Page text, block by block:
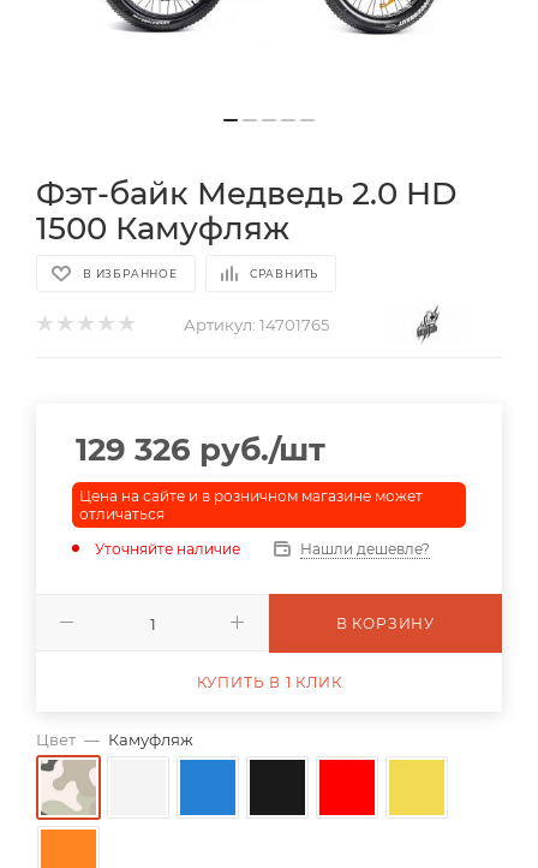
Фэт-байк Медведь 2.0 HD
1500 Камуфляж
В ИЗБРАННОЕ СРАВНИТЬ
Артикул: 14701765
Цвет — Камуфляж
129 326 руб./шт
Цена на сайте и в розничном магазине может
отличаться
Уточняйте наличие
Нашли дешевле?
В КОРЗИНУ
КУПИТЬ В 1 КЛИК